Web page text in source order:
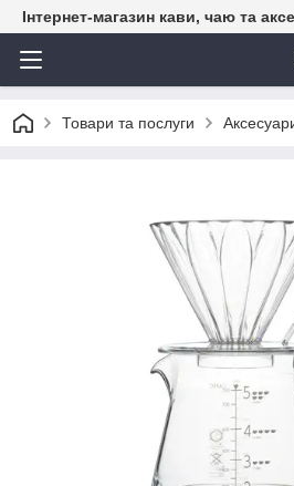
Інтернет-магазин кави, чаю та
Товари та послуги